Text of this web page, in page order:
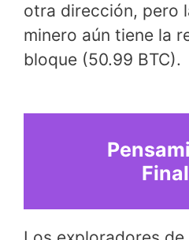
otra dirección, pero
minero aún tiene la
bloque (50.99 BTC).